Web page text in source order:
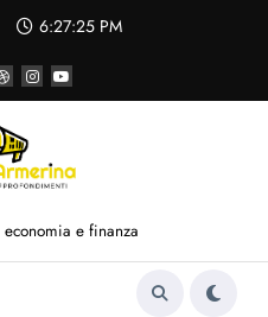
6:27:26 PM
e finanza